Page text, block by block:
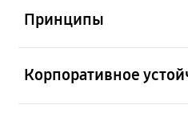
Принципы
Корпоративное